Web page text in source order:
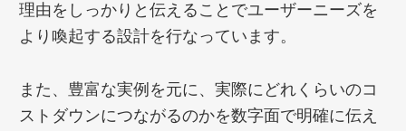
理由をしっかりと伝えることでユーザーニーズを
より喚起する設計を行なっています。
また、豊富な実例を元に、実際にどれくらいのコ
ストダウンにつながるのかを数字面で明確に伝え